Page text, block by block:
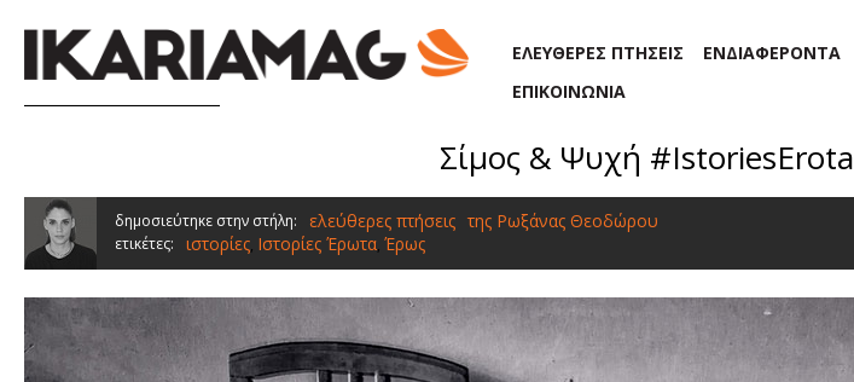
ΕΛΕΥΘΕΡΕΣ ΠΤΗΣΕΙΣ ΕΝΔΙΑΦΕΡΟΝΤΑ
ΕΠΙΚΟΙΝΩΝΙΑ
Σίμος & Ψυχή #IstoriesErota
δημοσιεύτηκε στην στήλη: ελεύθερες πτήσεις της Ρωξάνας Θεοδώρου
ετικέτες: ιστορίες, Ιστορίες Έρωτα, Έρως